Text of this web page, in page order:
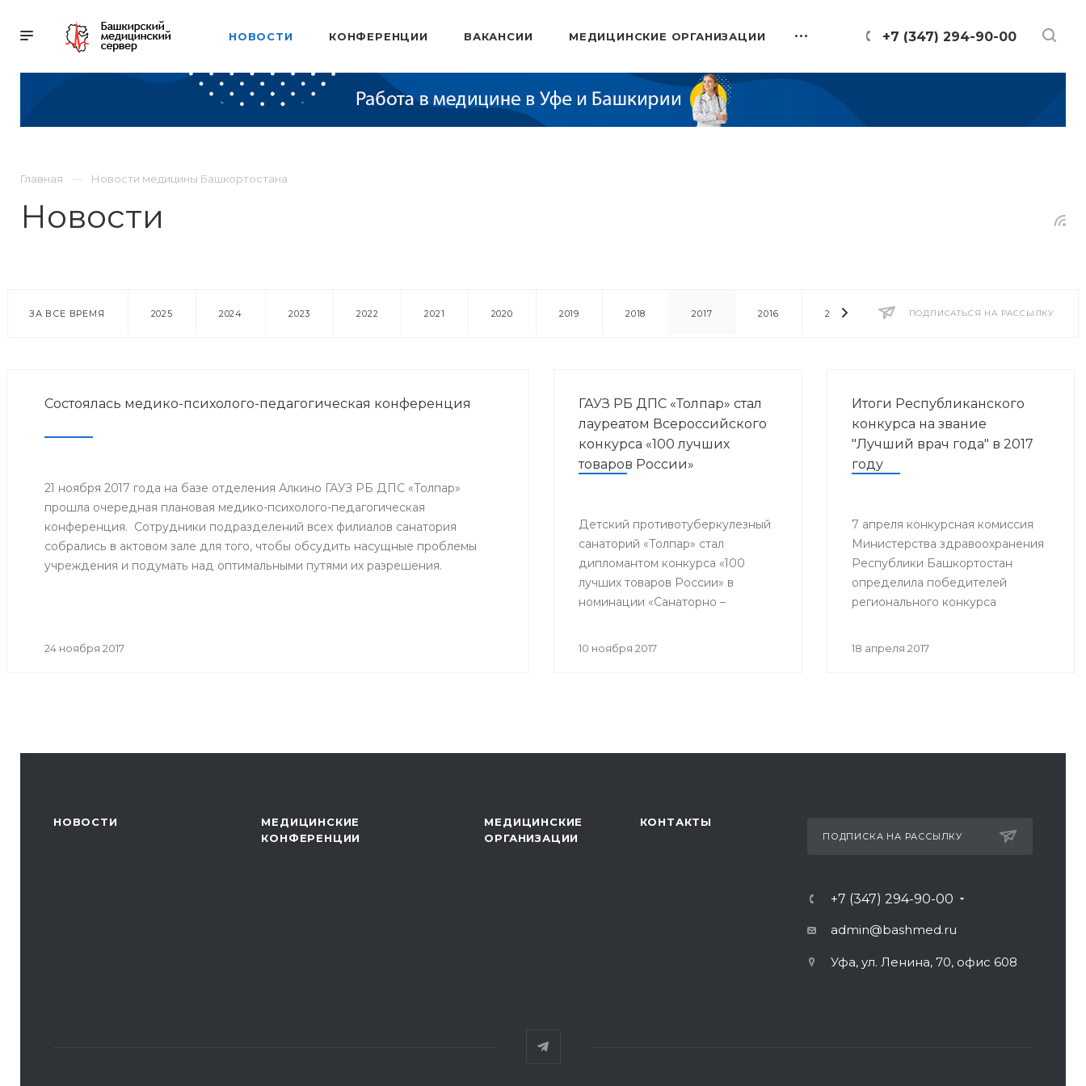
+7 (347) 294-90-00
НОВОСТИ КОНФЕРЕНЦИИ ВАКАНСИИ МЕДИЦИНСКИЕ ОРГАНИЗАЦИИ
Главная Новости медицины Башкортостана
Новости
ПОДПИСАТЬСЯ НА РАССЫЛКУ
ЗА ВСЕ ВРЕМЯ 2025 2024 2023 2022 2021 2020 2019 2018 2017 2016 2014 2013 2012 2011
Состоялась медико-психолого-педагогическая конференция
21 ноября 2017 года на базе отделения Алкино ГАУЗ РБ ДПС «Толпар»
прошла очередная плановая медико-психолого-педагогическая
конференция. Сотрудники подразделений всех филиалов санатория
собрались в актовом зале для того, чтобы обсудить насущные проблемы
учреждения и подумать над оптимальными путями их разрешения.
24 ноября 2017
ГАУЗ РБ ДПС «Толпар» стал
лауреатом Всероссийского
конкурса «100 лучших
товаров России»
Детский противотуберкулезный
санаторий «Толпар» стал
дипломантом конкурса «100
лучших товаров России» в
номинации «Санаторно –
10 ноября 2017
Итоги Республиканского
конкурса на звание
"Лучший врач года" в 2017
году
7 апреля конкурсная комиссия
Министерства здравоохранения
Республики Башкортостан
определила победителей
регионального конкурса
18 апреля 2017
НОВОСТИ
МЕДИЦИНСКИЕ
КОНФЕРЕНЦИИ
МЕДИЦИНСКИЕ
ОРГАНИЗАЦИИ
КОНТАКТЫ
ПОДПИСКА НА РАССЫЛКУ
+7 (347) 294-90-00
admin@bashmed.ru
Уфа, ул. Ленина, 70, офис 608